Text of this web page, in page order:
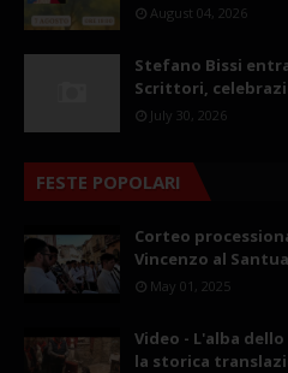
August 04, 2026
Stefano Bissi
Scrittori,
July 30, 2026
FESTE POPOLARI
Corteo
Vincenzo al
May 01, 2025
Video - L'alba
la storica